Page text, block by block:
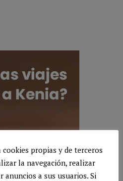
propias y de terceros
la navegación, realizar
anuncios a sus usuarios. Si